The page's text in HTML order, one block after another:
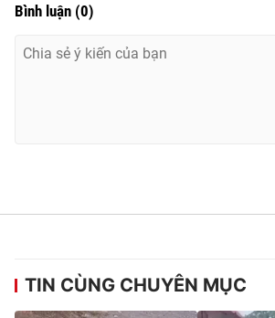
Bình luận (0)
TIN CÙNG CHUYÊN MỤC